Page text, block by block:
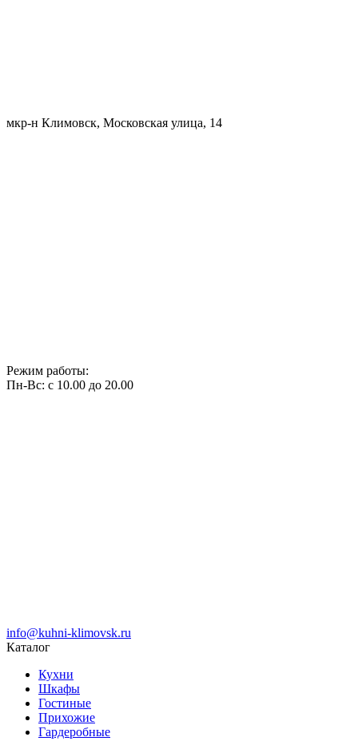
мкр-н Климовск, Московская улица, 14
Режим работы:
Пн-Вс: с 10.00 до 20.00
info@kuhni-klimovsk.ru
Каталог
Кухни
Шкафы
Гостиные
Прихожие
Гардеробные